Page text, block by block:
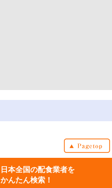
日本全国の配食業者を
かんたん検索！